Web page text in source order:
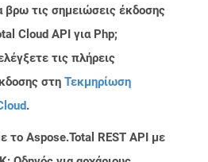
τις σημειώσεις έκδοσης
Cloud API για Php;
τις πλήρεις
στη Τεκμηρίωση
.
το Aspose.Total REST API με